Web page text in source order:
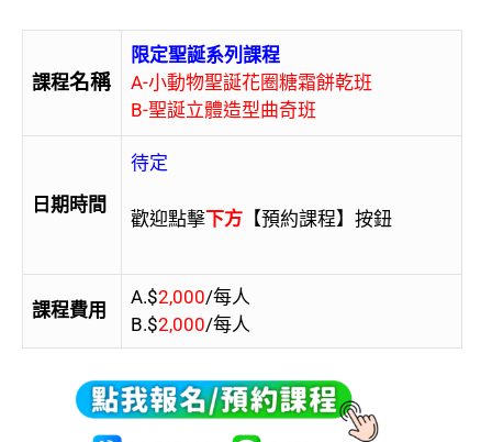
課程名稱
限定聖誕系列課程
A-小動物聖誕花圈糖霜餅乾班
B-聖誕立體造型曲奇班
日期時間
待定
歡迎點擊下方 【預約課程】按鈕
課程費用
A.$2,000/每人
B.$2,000/每人